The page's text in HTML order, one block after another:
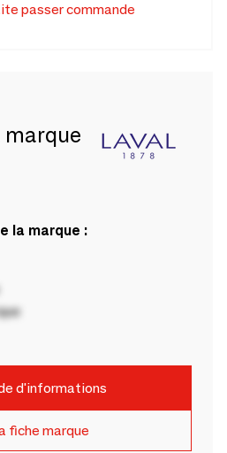
passer commande
marque
la marque :
d'informations
fiche marque